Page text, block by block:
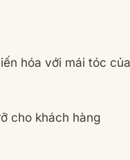
hóa với mái tóc
cho khách hàng